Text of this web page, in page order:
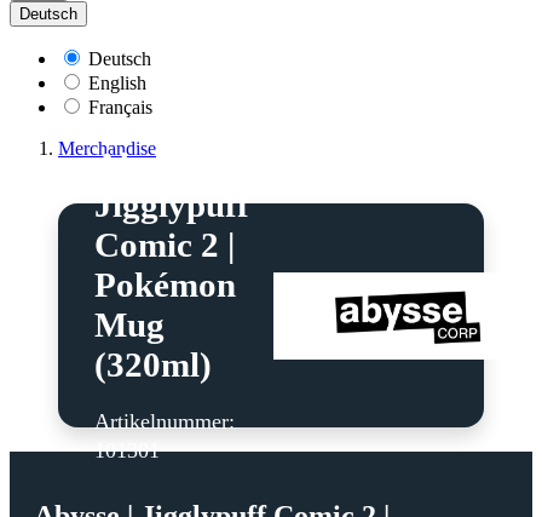
Deutsch
Deutsch
English
Français
Merchandise
Abysse |
Jigglypuff
Comic 2 |
Pokémon
Mug
(320ml)
Artikelnummer:
101301